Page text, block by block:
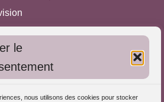
le
nous utilisons des cookies pour stocker
des pratiques